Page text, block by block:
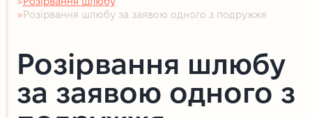
Головна
Розірвання шлюбу за заявою одного з подружжя
Розірвання шлюбу
за заявою одного з